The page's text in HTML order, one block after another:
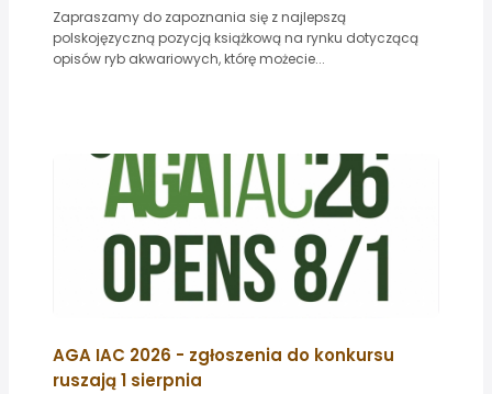
Zapraszamy do zapoznania się z najlepszą
polskojęzyczną pozycją książkową na rynku dotyczącą
opisów ryb akwariowych, którę możecie...
AGA IAC 2026 - zgłoszenia do konkursu
ruszają 1 sierpnia